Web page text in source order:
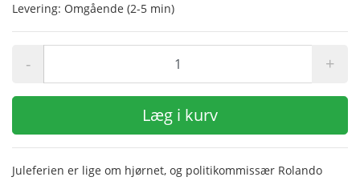
Levering: Omgående (2-5 min)
- +
Læg i kurv
Juleferien er lige om hjørnet, og politikommissær Rolando